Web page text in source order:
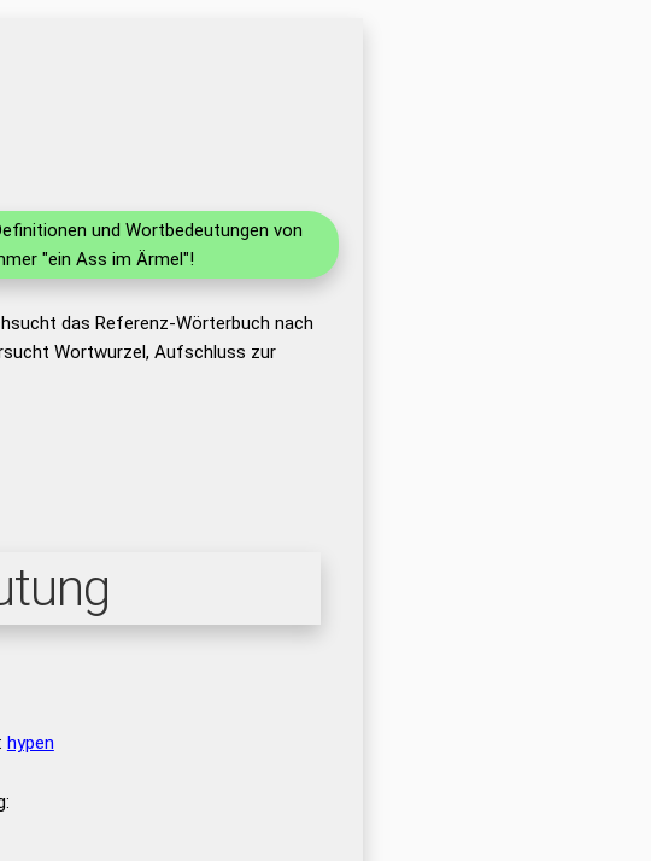
und Wortbedeutungen von
"ein Ass im Ärmel"!
das Referenz-Wörterbuch nach
Wortwurzel, Aufschluss zur
hypen